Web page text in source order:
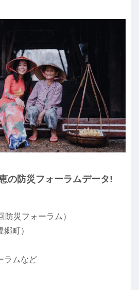
の防災フォーラムデータ!
災フォーラム）
町）
ラムなど